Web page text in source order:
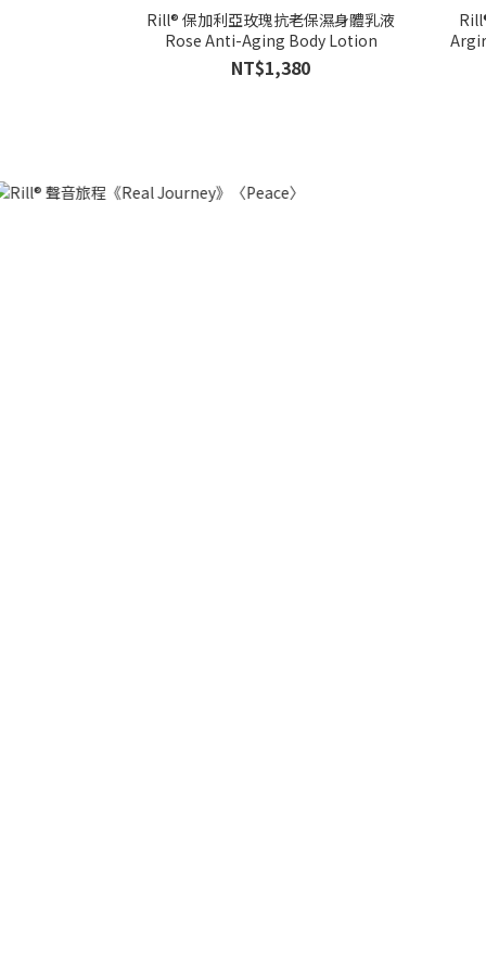
Rill® 保加利亞玫瑰抗老保濕身體乳液
Rose Anti-Aging Body Lotion
NT$1,380